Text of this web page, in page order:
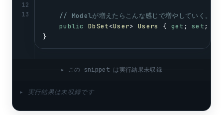
12
13
// Modelが増えたらこんな感じで増やしていく。
public DbSet<User> Users { get ; set ; }
}
▸ この snippet は実行結果未収録
▸ 実行結果は未収録です